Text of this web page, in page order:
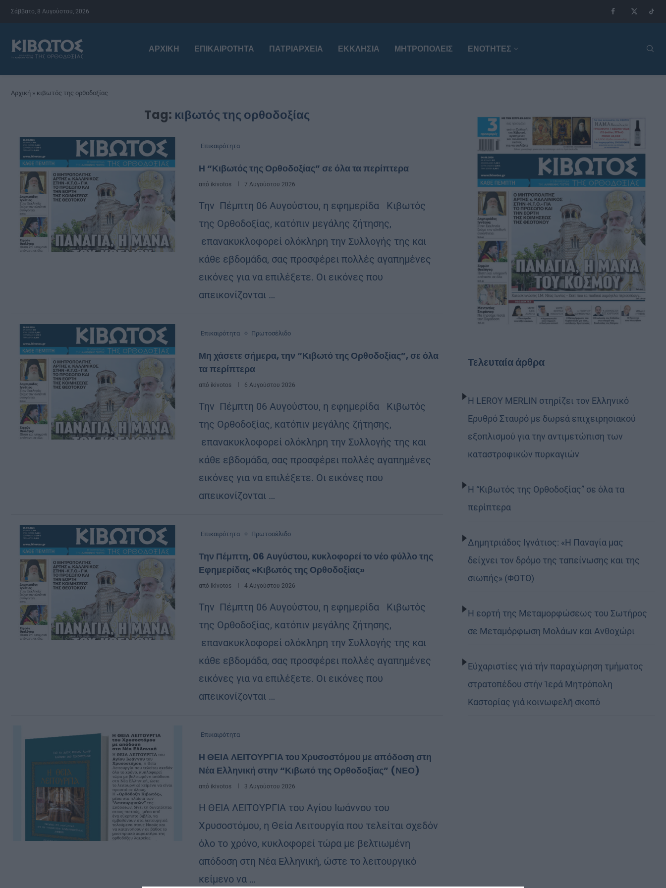
Σάββατο, 8 Αυγούστου, 2026
ΑΡΧΙΚΉ ΕΠΙΚΑΙΡΌΤΗΤΑ ΠΑΤΡΙΑΡΧΕΊΑ ΕΚΚΛΗΣΊΑ ΜΗΤΡΟΠΌΛΕΙΣ ΕΝΟΤΗΤΕΣ
Αρχική » κιβωτός της ορθοδοξίας
Tag: κιβωτός της ορθοδοξίας
Επικαιρότητα
Η “Κιβωτός της Ορθοδοξίας” σε όλα τα περίπτερα
από ikivotos 7 Αυγούστου 2026
Την Πέμπτη 06 Αυγούστου, η εφημερίδα Κιβωτός
της Ορθοδοξίας, κατόπιν μεγάλης ζήτησης,
επανακυκλοφορεί ολόκληρη την Συλλογής της και
κάθε εβδομάδα, σας προσφέρει πολλές αγαπημένες
εικόνες για να επιλέξετε. Οι εικόνες που
απεικονίζονται …
Επικαιρότητα Πρωτοσέλιδο
Μη χάσετε σήμερα, την “Κιβωτό της Ορθοδοξίας”, σε όλα
τα περίπτερα
από ikivotos 6 Αυγούστου 2026
Την Πέμπτη 06 Αυγούστου, η εφημερίδα Κιβωτός
της Ορθοδοξίας, κατόπιν μεγάλης ζήτησης,
επανακυκλοφορεί ολόκληρη την Συλλογής της και
κάθε εβδομάδα, σας προσφέρει πολλές αγαπημένες
εικόνες για να επιλέξετε. Οι εικόνες που
απεικονίζονται …
Επικαιρότητα Πρωτοσέλιδο
Την Πέμπτη, 06 Αυγύστου, κυκλοφορεί το νέο φύλλο της
Εφημερίδας «Κιβωτός της Ορθοδοξίας»
από ikivotos 4 Αυγούστου 2026
Την Πέμπτη 06 Αυγούστου, η εφημερίδα Κιβωτός
της Ορθοδοξίας, κατόπιν μεγάλης ζήτησης,
επανακυκλοφορεί ολόκληρη την Συλλογής της και
κάθε εβδομάδα, σας προσφέρει πολλές αγαπημένες
εικόνες για να επιλέξετε. Οι εικόνες που
απεικονίζονται …
Επικαιρότητα
Η ΘΕΙΑ ΛΕΙΤΟΥΡΓΙΑ του Χρυσοστόμου με απόδοση στη
Νέα Ελληνική στην “Κιβωτό της Ορθοδοξίας” (ΝΕΟ)
από ikivotos 3 Αυγούστου 2026
Η ΘΕΙΑ ΛΕΙΤΟΥΡΓΙΑ του Αγίου Ιωάννου του
Χρυσοστόμου, η Θεία Λειτουργία που τελείται σχεδόν
όλο το χρόνο, κυκλοφορεί τώρα με βελτιωμένη
απόδοση στη Νέα Ελληνική, ώστε το λειτουργικό
κείμενο να …
Τελευταία άρθρα
Η LEROY MERLIN στηρίζει τον Ελληνικό
Ερυθρό Σταυρό με δωρεά επιχειρησιακού
εξοπλισμού για την αντιμετώπιση των
καταστροφικών πυρκαγιών
Η “Κιβωτός της Ορθοδοξίας” σε όλα τα
περίπτερα
Δημητριάδος Ιγνάτιος: «Η Παναγία μας
δείχνει τον δρόμο της ταπείνωσης και της
σιωπής» (ΦΩΤΟ)
Η εορτή της Μεταμορφώσεως του Σωτήρος
σε Μεταμόρφωση Μολάων και Ανθοχώρι
Εὐχαριστίες γιά τήν παραχώρηση τμήματος
στρατοπέδου στήν Ἱερά Μητρόπολη
Καστορίας γιά κοινωφελῆ σκοπό